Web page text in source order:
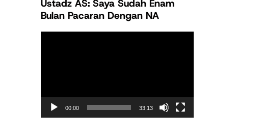
Ustadz AS: Saya Sudah Enam
Bulan Pacaran Dengan NA
00:00 33:13